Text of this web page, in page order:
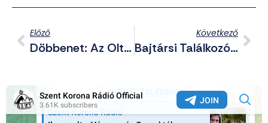
Előző
Döbbenet: Az Oltáriszentséget Gyalázták Meg „keleti Fiatalok”
Következő
Bajtársi Találkozót Tartott A HVIM Sándorfalván